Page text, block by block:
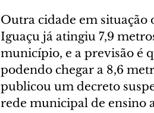
Outra cidade em situação
Iguaçu já atingiu 7,9
município, e a previsão é
podendo chegar a 8,6
publicou um decreto
rede municipal de ensino